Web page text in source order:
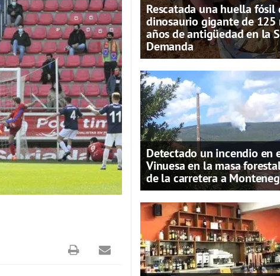
Rescatada una huella fósil
dinosaurio gigante de 125
años de antigüedad en la
Demanda
Detectado un incendio en
Vinuesa en la masa
de la carretera a